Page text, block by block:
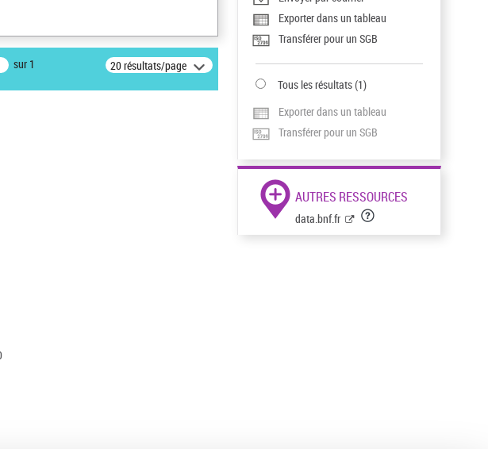
sur 1 20 résultats/page
Exporter dans un tableau
Transférer pour un SGB
Tous les résultats(1)
Exporter dans un tableau
Transférer pour un SGB
AUTRES RESSOURCES
data.bnf.fr